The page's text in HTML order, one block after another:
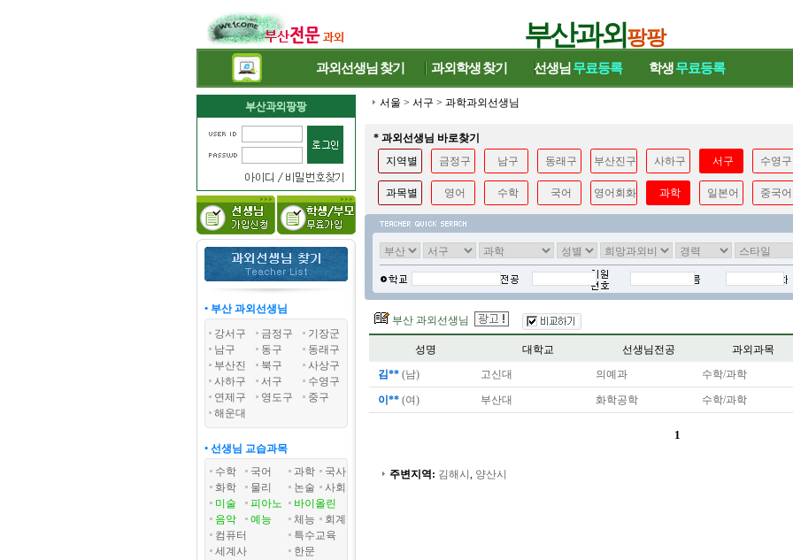
부산과외팡팡
과외선생님 찾기 과외학생찾기 선생님 무료등록 학생무료등록
• 부산 과외선생님
강서구
금정구
기장군
남구
동구
동래구
부산진
북구
사상구
사하구
서구
수영구
연제구
영도구
중구
해운대
• 선생님 교습과목
수학
국어 과학
국사
화학
물리 논술
사회
미술
피아노
바이올린
음악
예능 체능
회계
컴퓨터
특수교육
세계사
한문
서울 > 서구 > 과학과외선생님
* 과외선생님 바로찾기
지역별
금정구 남구 동래구 부산진구 사하구 서구 수영구
과목별 영어 수학 국어 영어회화 과학 일본어 중국어
부산 과외선생님
성명 대학교 선생님전공 과외과목
김** (남) 고신대 의예과 수학/과학
이** (여) 부산대 화학공학 수학/과학
1
주변지역: 김해시 , 양산시